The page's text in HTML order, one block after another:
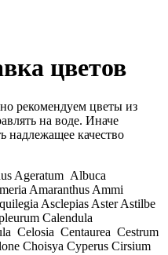
цветов
рекомендуем цветы из
на воде. Иначе
надлежащее качество
Ageratum Albuca
Amaranthus Ammi
Asclepias Aster Astilbe
Calendula
Celosia Centaurea Cestrum
Choisya Cyperus Cirsium